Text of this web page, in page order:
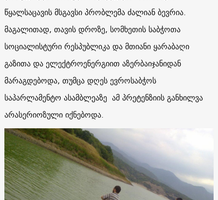
წყალსაცავის მსგავსი პრობლემა ძალიან ბევრია.
მაგალითად, თავის დროზე, სომხეთის საბჭოთა
სოციალისტური რესპუბლიკა და მთიანი ყარაბაღი
გაზითა და ელექტროენერგიით აზერბაიჯანიდან
მარაგდებოდა, თუმცა დღეს ევროსაბჭოს
საპარლამენტო ასამბლეაზე ამ პრეტენზიის განხილვა
არასერიოზული იქნებოდა.